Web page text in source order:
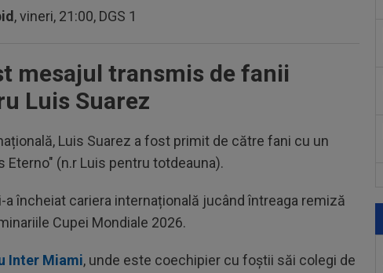
, vineri, 21:00, DGS 1
mesajul transmis de fanii
Luis Suarez
Luis Suarez a fost primit de către fani cu un
Eterno" (n.r Luis pentru totdeauna).
a încheiat cariera internațională jucând întreaga remiză
Cupei Mondiale 2026.
Inter Miami, unde este coechipier cu foștii săi colegi de